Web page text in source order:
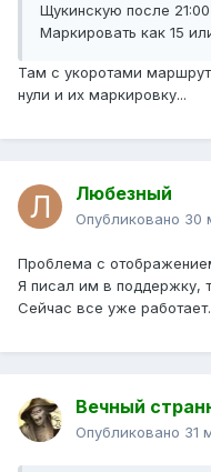
Щукинскую после
Маркировать как 15
Там с укоротами
нули и их маркировку...
Любезный
Опубликовано 30
Проблема с
Я писал им в поддержку,
Сейчас все уже работает.
Вечный
Опубликовано 31